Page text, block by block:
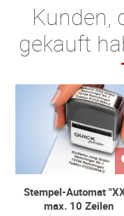
Kunden,
gekauft
Stempel-Automat
max. 10 Zeilen